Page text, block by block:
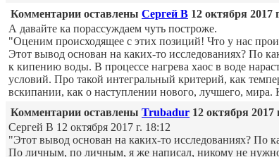
Комментарии оставлены Сергей В 12 октября 2017
А давайте ка порассуждаем чуть построже.
"Оценим происходящее с этих позиций! Что у нас
Этот вывод основан на каких-то исследованиях? По
к кипению воды. В процессе нагрева хаос в воде
условий. Про такой интегральный критерий, как
вскипании, как о наступлении нового, лучшего,
Комментарии оставлены Trubadur 12 октября 2017
Сергей В 12 октября 2017 г. 18:12
"Этот вывод основан на каких-то исследованиях? По
По личным, по личным, я же написал, никому не нужно